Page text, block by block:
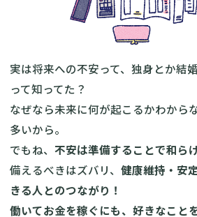
実は将来への不安って、独身とか結
って知ってた？
なぜなら未来に何が起こるかわから
多いから。
でもね、 不安は準備することで和ら
備えるべきはズバリ、 健康維持・安
きる人とのつながり！
働いてお金を稼ぐにも、好きなこと